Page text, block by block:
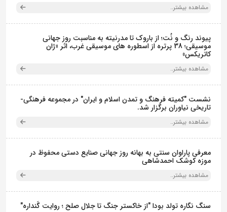
مشاهده بیشتر..
پیوند رنگ و نُت؛ از باروک تا مدرنیته به مناسبت روز جهانی
موسیقی؛ 38 پرتره از اسطوره های موسیقی غرب، اثر «ژان
کاتریکس»
مشاهده بیشتر..
نشست "کمیته فرهنگ و تمدن اسلام و ایران" در مجموعه فرهنگی‌-
تاریخی نیاوران برگزار شد.
مشاهده بیشتر..
معرفی پاراوان سنتی به بهانه روز جهانی صنایع دستی محفوظ در
موزه کوشک احمدشاهی
مشاهده بیشتر..
سنگ نگاره تولد بودا "از خاکستر جنگ تا جلال صلح ؛ روایت گَنداره"